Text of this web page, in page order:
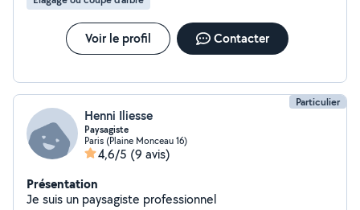
Voir le profil Contacter
Particulier
Henni Iliesse
Paysagiste
Paris (Plaine Monceau 16)
4,6/5 (9 avis)
Présentation
Je suis un paysagiste professionnel